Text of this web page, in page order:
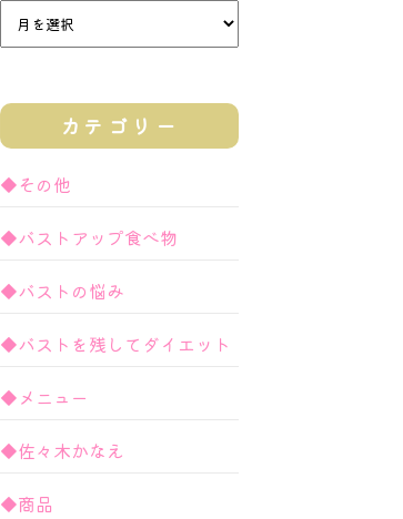
カテゴリー
◆その他
◆バストアップ食べ物
◆バストの悩み
◆バストを残してダイエット
◆メニュー
◆佐々木かなえ
◆商品